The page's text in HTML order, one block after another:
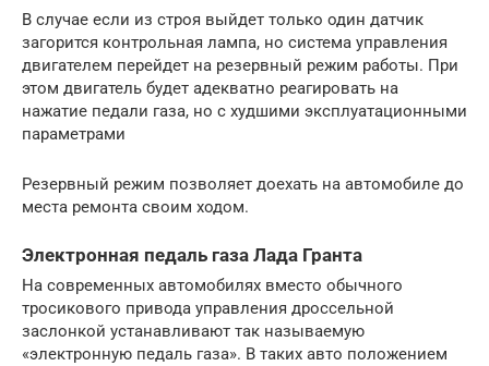
В случае если из строя выйдет только один датчик
загорится контрольная лампа, но система управления
двигателем перейдет на резервный режим работы. При
этом двигатель будет адекватно реагировать на
нажатие педали газа, но с худшими эксплуатационными
параметрами
Резервный режим позволяет доехать на автомобиле до
места ремонта своим ходом.
Электронная педаль газа Лада Гранта
На современных автомобилях вместо обычного
тросикового привода управления дроссельной
заслонкой устанавливают так называемую
«электронную педаль газа». В таких авто положением